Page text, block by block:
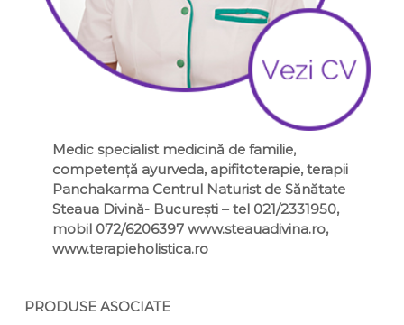
Medic specialist medicină de familie,
competență ayurveda, apifitoterapie, terapii
Panchakarma Centrul Naturist de Sănătate
Steaua Divină- București – tel 021/2331950,
mobil 072/6206397 www.steauadivina.ro,
www.terapieholistica.ro
PRODUSE ASOCIATE